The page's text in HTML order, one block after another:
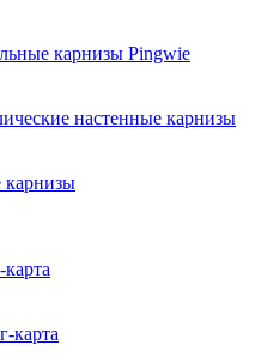
карнизы Pingwie
настенные карнизы
карнизы
карта